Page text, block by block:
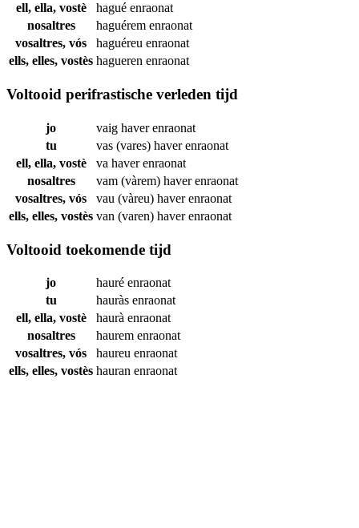
ell, ella, vostè
hagué enraonat
nosaltres
haguérem enraonat
vosaltres, vós
haguéreu enraonat
ells, elles, vostès hagueren enraonat
Voltooid perifrastische verleden tijd
jo vaig haverenraonat
tu
vas (vares) haverenraonat
ell, ella, vostè
va haverenraonat
nosaltres
vam (vàrem) haverenraonat
vosaltres, vós
vau (vàreu) haverenraonat
ells, elles, vostès van (varen) haverenraonat
Voltooid toekomende tijd
jo hauré enraonat
tu
hauràs enraonat
ell, ella, vostè
haurà enraonat
nosaltres
haurem enraonat
vosaltres, vós
haureu enraonat
ells, elles, vostès hauran enraonat